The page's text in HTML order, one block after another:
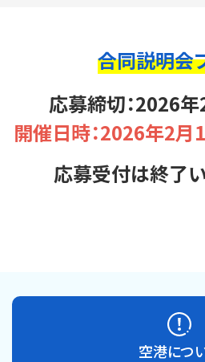
合同説明会
応募締切：2026年
開催日時：2026年2月
応募受付は終了い
空港につ